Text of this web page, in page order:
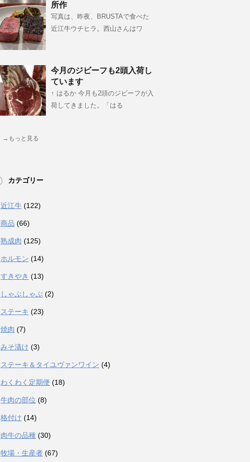
所作
写真は、昨夜、BRUSTAで食べた
近江牛ウチヒラ。西山さんはワ
今月のジビーフも2頭入荷し
ています
↑ はるか 今月も2頭のジビーフが入
荷してきました。「はる
→もっと見る
カテゴリー
近江牛 (122)
商品 (66)
熟成肉 (125)
ホルモン (14)
すきやき (13)
しゃぶしゃぶ (2)
ステーキ (23)
焼肉 (7)
みそ漬け (3)
ステーキ＆タイユヴァンワイン (4)
わくわく定期便 (18)
牛肉の部位 (8)
格付け (14)
肉牛の品種 (30)
牧場・生産者 (67)